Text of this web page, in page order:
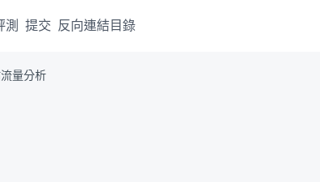
測 提交 反向連結目錄
量分析